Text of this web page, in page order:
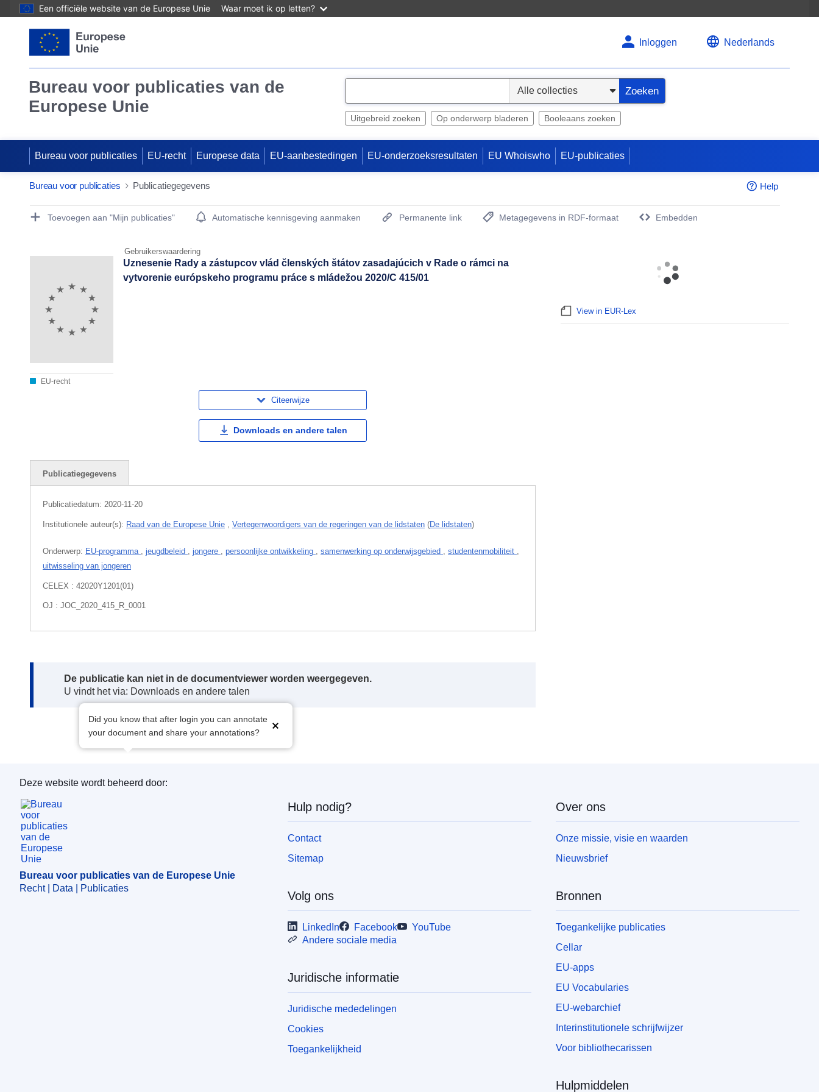
Een officiële website van de Europese Unie Waar moet ik op letten?
Inloggen Nederlands
Bureau voor publicaties van de
Europese Unie
e
Zoeken
Uitgebreid zoeken Op onderwerp bladeren Booleaans zoeken
Bureau voor publicaties EU-recht Europese data EU-aanbestedingen EU-onderzoeksresultaten EU Whoiswho EU-publicaties
Bureau voor publicaties Publicatiegegevens Help
Publication Detail Actions Portlet
Toevoegen aan "Mijn publicaties" Automatische kennisgeving aanmaken Permanente link
Metagegevens in RDF-formaat
Embedden
Gebruikerswaardering
EU-recht
Uznesenie Rady a zástupcov vlád členských štátov zasadajúcich v Rade o rámci na
vytvorenie európskeho programu práce s mládežou 2020/C 415/01
Citeerwijze
Downloads en andere talen
Publicatiegegevens
Publicatiedatum: 2020-11-20
Institutionele auteur(s): Raad van de Europese Unie , Vertegenwoordigers van de regeringen van de lidstaten (De lidstaten)
Onderwerp: EU-programma , jeugdbeleid , jongere , persoonlijke ontwikkeling , samenwerking op onderwijsgebied , studentenmobiliteit ,
uitwisseling van jongeren
CELEX : 42020Y1201(01)
OJ : JOC_2020_415_R_0001
Note:
De publicatie kan niet in de documentviewer worden weergegeven.
U vindt het via: Downloads en andere talen
Did you know that after login you can annotate
your document and share your annotations?
View in EUR-Lex
Bureau voor publicaties van de Europese Unie
Deze website wordt beheerd door:
Bureau voor publicaties van de Europese Unie
Recht | Data | Publicaties
Hulp nodig?
Contact
Sitemap
Volg ons
LinkedIn Facebook
YouTube
Andere sociale media
Juridische informatie
Juridische mededelingen
Cookies
Toegankelijkheid
Over ons
Onze missie, visie en waarden
Nieuwsbrief
Bronnen
Toegankelijke publicaties
Cellar
EU-apps
EU Vocabularies
EU-webarchief
Interinstitutionele schrijfwijzer
Voor bibliothecarissen
Hulpmiddelen